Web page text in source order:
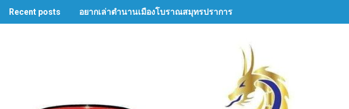
Recent posts อยากเล่าตำนานเมืองโบราณสมุทรปราการ